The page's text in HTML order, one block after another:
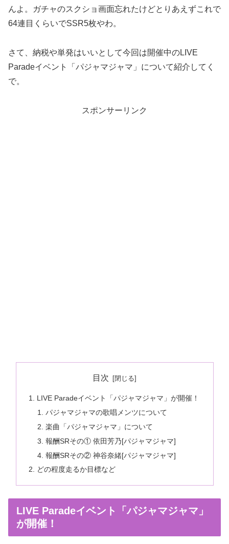
んよ。ガチャのスクショ画面忘れたけどとりあえずこれで
64連目くらいでSSR5枚やわ。
さて、納税や単発はいいとして今回は開催中のLIVE
Paradeイベント「パジャマジャマ」について紹介してく
で。
スポンサーリンク
目次
LIVE Paradeイベント「パジャマジャマ」が開催！
パジャマジャマの歌唱メンツについて
楽曲「パジャマジャマ」について
報酬SRその① 依田芳乃[パジャマジャマ]
報酬SRその② 神谷奈緒[パジャマジャマ]
どの程度走るか目標など
LIVE Paradeイベント「パジャマジャマ」
が開催！